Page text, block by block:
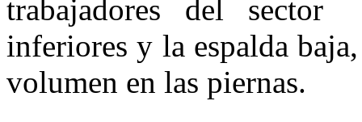
trabajadores del sector
inferiores y la espalda
volumen en las piernas.